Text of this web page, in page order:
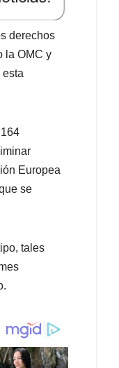
derechos
la OMC y
Europea
se
tales